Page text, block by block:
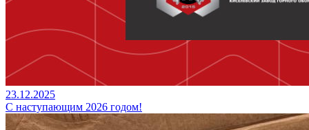
23.12.2025
С наступающим 2026 годом!